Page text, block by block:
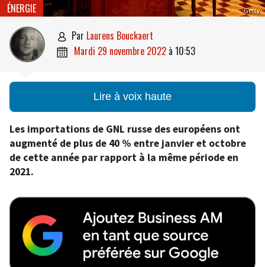
Getty
ÉNERGIE
 par Laurens Bouckaert
 mardi 29 novembre 2022 à 10:53
Lire à voix haute
Les importations de GNL russe des européens ont
augmenté de plus de 40 % entre janvier et octobre
de cette année par rapport à la même période en
2021.